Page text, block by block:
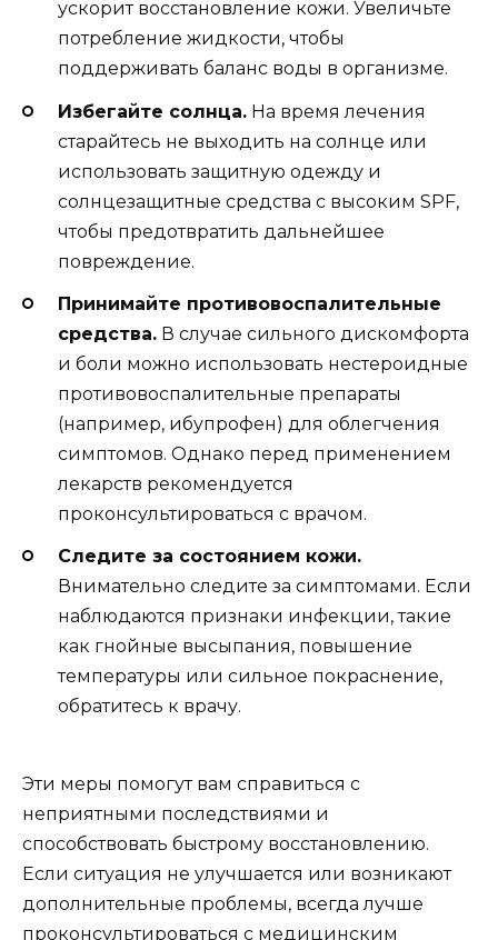
ускорит восстановление кожи. Увеличьте
потребление жидкости, чтобы
поддерживать баланс воды в организме.
Избегайте солнца. На время лечения
старайтесь не выходить на солнце или
использовать защитную одежду и
солнцезащитные средства с высоким SPF,
чтобы предотвратить дальнейшее
повреждение.
Принимайте противовоспалительные
средства. В случае сильного дискомфорта
и боли можно использовать нестероидные
противовоспалительные препараты
(например, ибупрофен) для облегчения
симптомов. Однако перед применением
лекарств рекомендуется
проконсультироваться с врачом.
Следите за состоянием кожи.
Внимательно следите за симптомами. Если
наблюдаются признаки инфекции, такие
как гнойные высыпания, повышение
температуры или сильное покраснение,
обратитесь к врачу.
Эти меры помогут вам справиться с
неприятными последствиями и
способствовать быстрому восстановлению.
Если ситуация не улучшается или возникают
дополнительные проблемы, всегда лучше
проконсультироваться с медицинским